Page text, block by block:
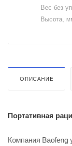
Вес без
Высота,
ОПИСАНИЕ
Портативная
Компания Baofeng